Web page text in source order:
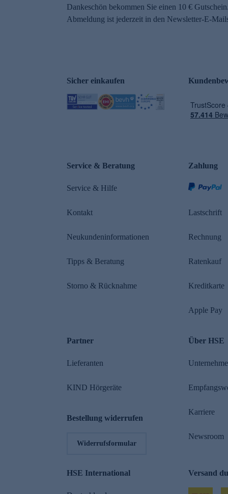
Dankeschön bekommen Sie einen 10 €
Abmeldung ist jederzeit in den Newsletter-E-
Sicher einkaufen
Service & Beratung
Service & Hilfe
Kontakt
Neukundeninformationen
Tipps & Beratung
Storno & Rücknahme
Zahlung
Lastschrift
Rechnung
Ratenkauf
Kreditkarte
Apple Pay
Partner
Lieferanten
KIND Hörgeräte
Bestellung widerrufen
Widerrufsformular
Über HSE
Karriere
Newsroom
HSE International Versand